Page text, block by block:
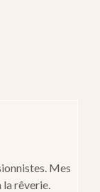
Mes
la rêverie.